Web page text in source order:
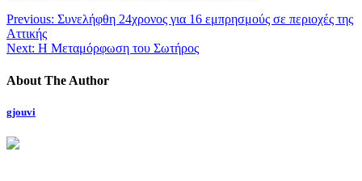
Previous: Συνελήφθη 24χρονος για 16 εμπρησμούς σε περιοχές της
Αττικής
Next: Η Μεταμόρφωση του Σωτήρος
About The Author
gjouvi